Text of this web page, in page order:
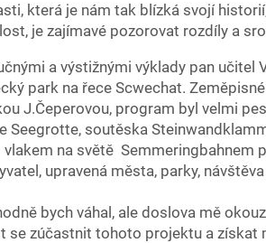
která je nám tak blízká svojí
je zajímavé pozorovat rozdíly a
a výstižnými výklady pan učitel
park na řece Scwechat.
J.Čeperovou, program byl velmi
soutěska
na světě Semmeringbahnem
upravená města, parky,
bych váhal, ale doslova mě
se zúčastnit tohoto projektu a